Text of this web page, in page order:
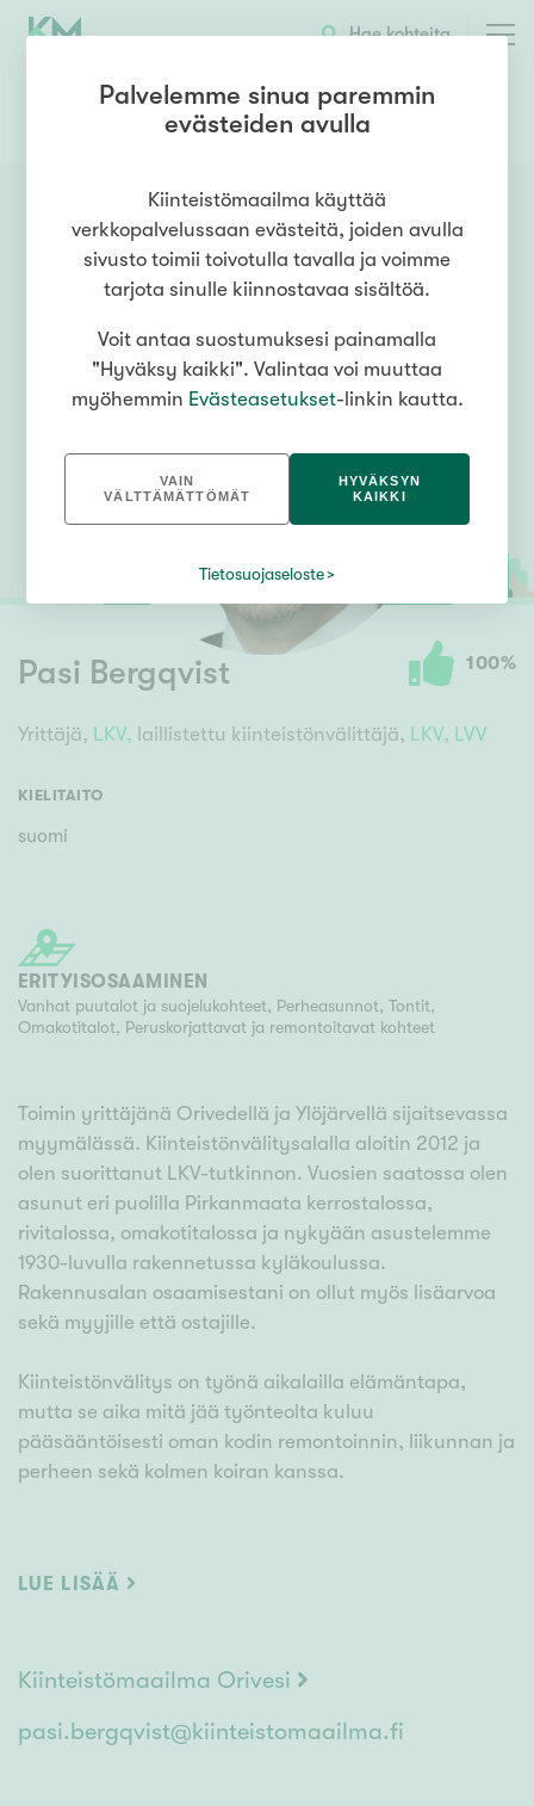
Hae kohteita
0401205010 OTA YHTEYTTÄ
Pasi Bergqvist 100%
Yrittäjä, LKV, laillistettu kiinteistönvälittäjä, LKV, LVV
KIELITAITO
suomi
ERITYISOSAAMINEN
Vanhat puutalot ja suojelukohteet, Perheasunnot, Tontit,
Omakotitalot, Peruskorjattavat ja remontoitavat kohteet
Toimin yrittäjänä Orivedellä ja Ylöjärvellä sijaitsevassa
myymälässä. Kiinteistönvälitysalalla aloitin 2012 ja
olen suorittanut LKV-tutkinnon. Vuosien saatossa olen
asunut eri puolilla Pirkanmaata kerrostalossa,
rivitalossa, omakotitalossa ja nykyään asustelemme
1930-luvulla rakennetussa kyläkoulussa.
Rakennusalan osaamisestani on ollut myös lisäarvoa
sekä myyjille että ostajille.
Kiinteistönvälitys on työnä aikalailla elämäntapa,
mutta se aika mitä jää työnteolta kuluu
pääsääntöisesti oman kodin remontoinnin, liikunnan ja
perheen sekä kolmen koiran kanssa.
yhteydenpidosta. Jos haluat itsellesi tällaisen osaajan
LUE LISÄÄ
Kiinteistömaailma Orivesi
pasi.bergqvist@kiinteistomaailma.fi
Palvelemme sinua paremmin
evästeiden avulla
Kiinteistömaailma käyttää
verkkopalvelussaan evästeitä, joiden avulla
sivusto toimii toivotulla tavalla ja voimme
tarjota sinulle kiinnostavaa sisältöä.
Voit antaa suostumuksesi painamalla
"Hyväksy kaikki". Valintaa voi muuttaa
myöhemmin Evästeasetukset-linkin kautta.
VAIN
VÄLTTÄMÄTTÖMÄT
HYVÄKSYN
KAIKKI
Tietosuojaseloste